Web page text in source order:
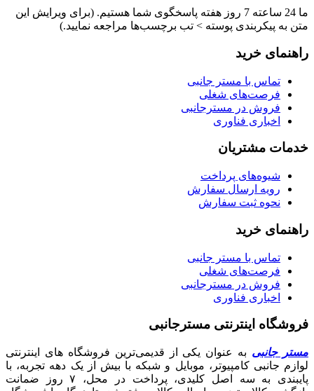
ما 24 ساعته 7 روز هفته پاسخگوی شما هستیم. (برای ویرایش این
متن به پیکربندی پوسته > تب برچسب‌ها مراجعه نمایید.)
راهنمای خرید
تماس با مستر جانبی
فرصت‌های شغلی
فروش در مسترجانبی
اخباری فناوری
خدمات مشتریان
شیوه‌های پرداخت
رویه ارسال سفارش
نحوه ثبت سفارش
راهنمای خرید
تماس با مستر جانبی
فرصت‌های شغلی
فروش در مسترجانبی
اخباری فناوری
فروشگاه اینترنتی مسترجانبی
مستر جانبی به عنوان یکی از قدیمی‌ترین فروشگاه های اینترنتی
لوازم جانبی کامپیوتر، موبایل و شبکه با بیش از یک دهه تجربه، با
پایبندی به سه اصل کلیدی، پرداخت در محل، ۷ روز ضمانت